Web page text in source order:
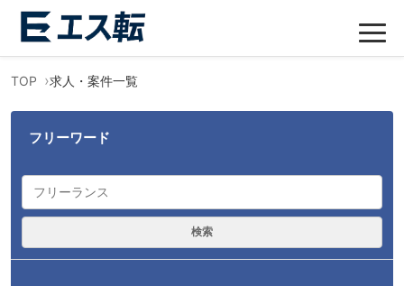
TOP 求人・案件一覧
フリーワード
検索